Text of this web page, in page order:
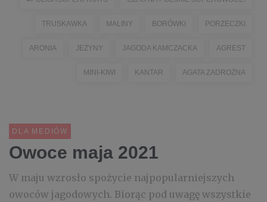
TRUSKAWKA MALINY BORÓWKI PORZECZKI
ARONIA JEŻYNY JAGODA KAMCZACKA AGREST
MINI-KIWI KANTAR AGATA ZADROŻNA
DLA MEDIÓW
Owoce maja 2021
W maju wzrosło spożycie najpopularniejszych
owoców jagodowych. Biorąc pod uwagę wszystkie